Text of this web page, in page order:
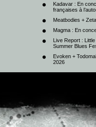
Kadavar : En
françaises à
Meatbodies +
Magma : En
Live Report :
Summer Blues
Evoken +
2026